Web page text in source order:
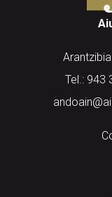
Tel.: 943